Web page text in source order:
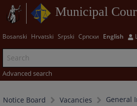
Municipal
Bosanski Hrvatski Srpski Српски English
Advanced search
Notice Board Vacancies General